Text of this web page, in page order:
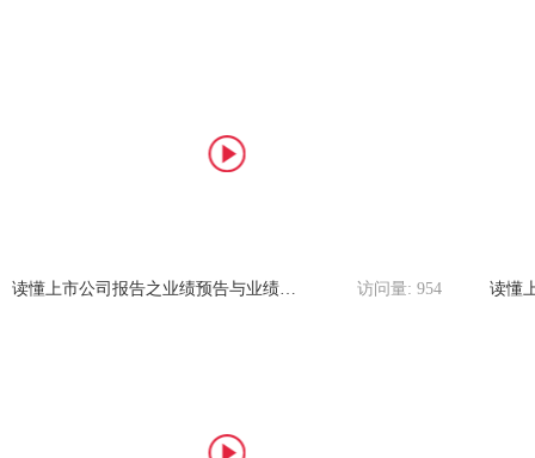
读懂上市公司报告之业绩预告与业绩快报-湛江部 访问量: 954